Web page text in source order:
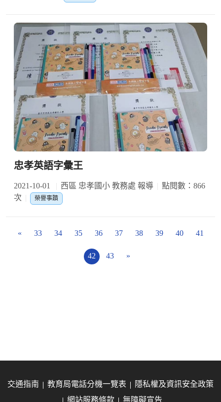
忠孝英語字彙王
2021-10-01 西區 忠孝國小 教務處 報導
點閱數：866
次
榮譽事蹟
« 33 34 35 36 37 38 39 40 41
42 43 »
交通指南 教育局電話分機一覽表
隱私權及資訊安全政策
網站服務條款
無障礙宣告